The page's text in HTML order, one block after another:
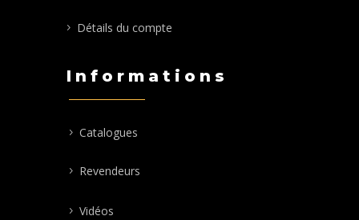
Détails du compte
Informations
Catalogues
Revendeurs
Vidéos